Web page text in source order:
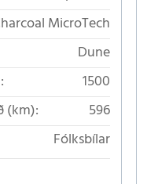
MicroTech
Dune
1500
(km):
596
Fólksbílar